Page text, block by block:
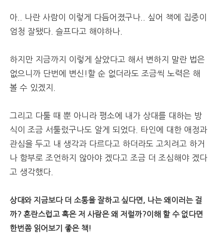
아.. 나란 사람이 이렇게 다듬어졌구나.. 싶어 책에 집중이
엄청 잘됐다. 슬프다고 해야하나.
하지만 지금까지 이렇게 살았다고 해서 변하지 말란 법은
없으니까 단번에 변신!할 순 없더라도 조금씩 노력은 해
볼 수 있겠지.
그리고 다툴 때 뿐 아니라 평소에 내가 상대를 대하는 방
식이 조금 서툴렀구나도 알게 되었다. 타인에 대한 애정과
관심을 두고 내 생각과 다르다고 하더라도 고치려고 하거
나 함부로 조언하지 않아야 겠다고 조금 더 조심해야 겠다
고 생각했다.
상대와 지금보다 더 소통을 잘하고 싶다면, 나는 왜이러는 걸
까? 혼란스럽고 혹은 저 사람은 왜 저럴까?이해 할 수 없다면
한번쯤 읽어보기 좋은 책!